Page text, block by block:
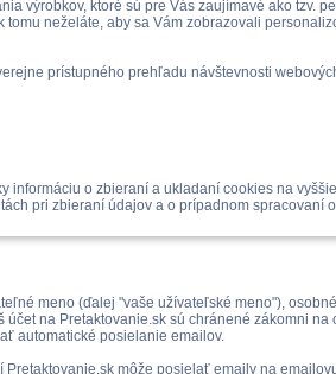
výrobkov, ktoré sú pre Vás zaujímavé ako tzv.
neželáte, aby sa Vám zobrazovali
prístupného prehľadu návštevnosti
informáciu o zbieraní a ukladaní cookies na
pri zbieraní údajov a o prípadnom spracovaní
meno (ďalej "vaše užívateľské meno"),
na Pretaktovanie.sk sú chránené zákomni na
automatické posielanie emailov.
môže posielať emaily na